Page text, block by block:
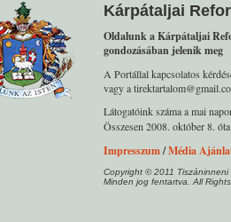
Kárpátaljai
Oldalunk a Kárpátaljai
gondozásában jelenik meg
A Portállal kapcsolatos
vagy a
Látogatóink száma a mai
Összesen 2008. október 8.
Impresszum/Média
Copyright © 2011
Minden jog fentartva. All Rights